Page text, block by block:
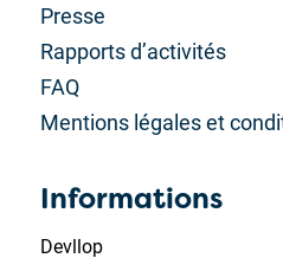
Presse
Rapports d’activités
FAQ
Mentions légales et
Informations
Devllop